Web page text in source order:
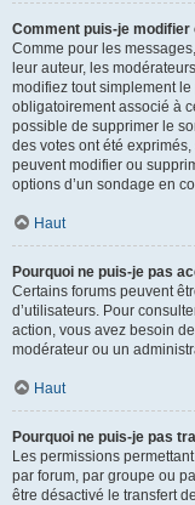
Comment puis-je
Comme pour les
leur auteur, les
modifiez tout simplement
obligatoirement associé à
possible de supprimer le
des votes ont été
peuvent modifier ou
options d’un sondage en
Haut
Pourquoi ne puis-je pas
Certains forums peuvent
d’utilisateurs. Pour
action, vous avez besoin
modérateur ou un
Haut
Pourquoi ne puis-je pas
Les permissions
par forum, par groupe ou
être désactivé le transfert